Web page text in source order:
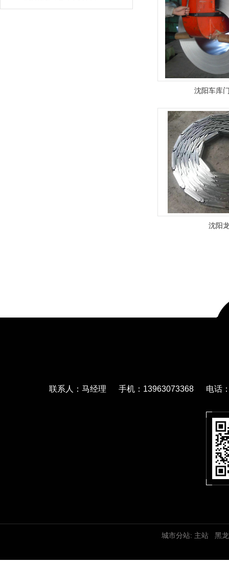
沈阳车库
沈阳
联系人：马经理 手机：13963073368 电话
城市分站: 主站 黑